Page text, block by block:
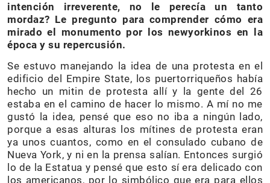
intención irreverente, no le perecía un tanto
mordaz? Le pregunto para comprender cómo era
mirado el monumento por los newyorkinos en la
época y su repercusión.
Se estuvo manejando la idea de una protesta en el
edificio del Empire State, los puertorriqueños había
hecho un mitin de protesta allí y la gente del 26
estaba en el camino de hacer lo mismo. A mí no me
gustó la idea, pensé que eso no iba a ningún lado,
porque a esas alturas los mítines de protesta eran
ya unos cuantos, como en el consulado cubano de
Nueva York, y ni en la prensa salían. Entonces surgió
lo de la Estatua y pensé que esto sí era delicado con
los americanos, por lo simbólico que era para ellos